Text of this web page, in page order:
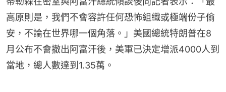
高原則是，我們不會容許任何恐怖組織或極端份子偷
安，不論在世界哪一個角落。」美國總統特朗普在8
月公布不會撤出阿富汗後，美軍已決定增派4000人到
當地，總人數達到1.35萬。